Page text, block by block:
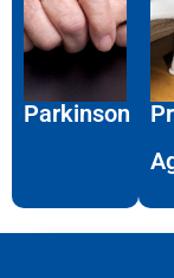
Parkinson